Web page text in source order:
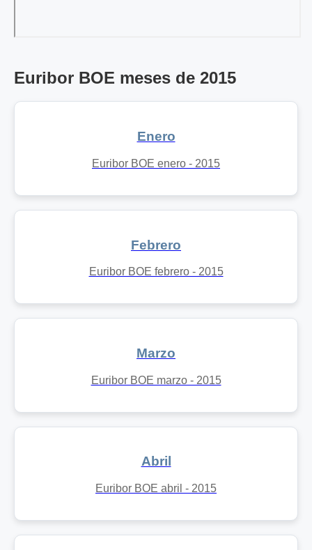
Euribor BOE meses de 2015
Enero
Euribor BOE enero - 2015
Febrero
Euribor BOE febrero - 2015
Marzo
Euribor BOE marzo - 2015
Abril
Euribor BOE abril - 2015